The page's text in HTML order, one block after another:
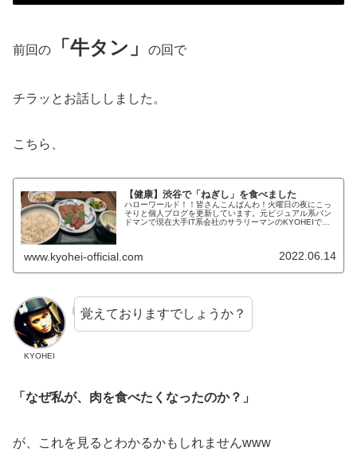
前回の 「牛タン」 の回で
チラッとお話ししました。
こちら、
【健康】渋谷で「ねぎし」を食べました
ハローワールド！！皆さんこんばんわ！火曜日の夜にこっ
そりと個人ブログを更新しています。元ビジュアル系バン
ドマンで現在大手IT系会社のサラリーマンのKYOHEIで
www.kyohei-official.com 2022.06.14
KYOHEI
覚えておりますでしょうか？
「なぜ私が、肉を食べたくなったのか？」
が、これを見るとわかるかもしれませんwww